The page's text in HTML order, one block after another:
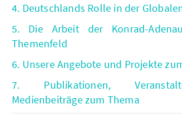
4. Deutschlands Rolle in der
5. Die Arbeit der Konrad-
Themenfeld
6. Unsere Angebote und Projekte
7. Publikationen,
Medienbeiträge zum Thema